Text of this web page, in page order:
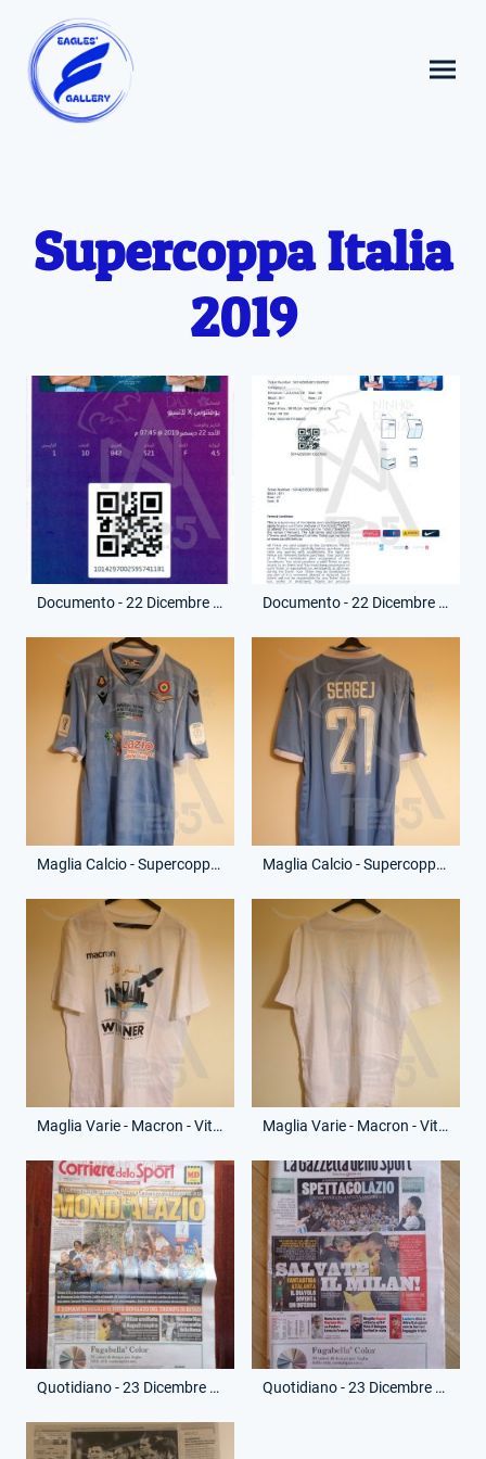
Supercoppa Italia
2019
Documento - 22 Dicembre 2019 - Accredito Telefonico - Supecoppa Italia Juventus-Lazio Documento - 22 Dicembre 2019 - Accredito Telematico - Supecoppa Italia Juventus-Lazio
Maglia Calcio - Supercoppa Italia - Sergej Milinkovic-Savic - 21 - (Fronte) Maglia Calcio - Supercoppa Italia - Sergej Milinkovic-Savic - 21 - (Retro)
Maglia Varie - Macron - Vittoria Supercoppa Italia - (Fronte) Maglia Varie - Macron - Vittoria Supercoppa Italia - (Retro)
Quotidiano - 23 Dicembre 2020 - Corriere dello Sport - Vittoria Supercoppa Italia Quotidiano - 23 Dicembre 2019 - Gazzetta dello Sport - Vittoria Supercoppa Italia